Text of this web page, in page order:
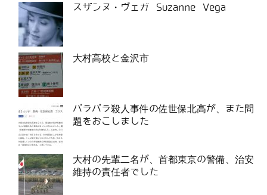
スザンヌ・ヴェガ Suzanne Vega
大村高校と金沢市
バラバラ殺人事件の佐世保北高が、また問
題をおこしました
大村の先輩二名が、首都東京の警備、治安
維持の責任者でした